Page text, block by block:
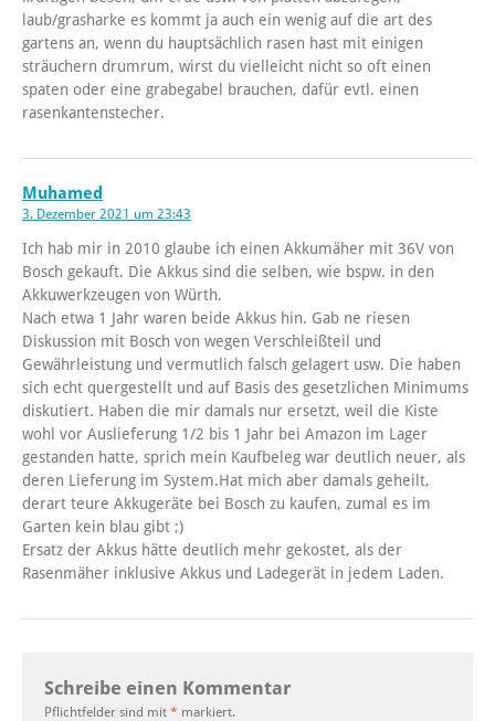
laub/grasharke es kommt ja auch ein wenig auf die art des
gartens an, wenn du hauptsächlich rasen hast mit einigen
sträuchern drumrum, wirst du vielleicht nicht so oft einen
spaten oder eine grabegabel brauchen, dafür evtl. einen
rasenkantenstecher.
Muhamed
3. Dezember 2021 um 23:43
Ich hab mir in 2010 glaube ich einen Akkumäher mit 36V von
Bosch gekauft. Die Akkus sind die selben, wie bspw. in den
Akkuwerkzeugen von Würth.
Nach etwa 1 Jahr waren beide Akkus hin. Gab ne riesen
Diskussion mit Bosch von wegen Verschleißteil und
Gewährleistung und vermutlich falsch gelagert usw. Die haben
sich echt quergestellt und auf Basis des gesetzlichen Minimums
diskutiert. Haben die mir damals nur ersetzt, weil die Kiste
wohl vor Auslieferung 1/2 bis 1 Jahr bei Amazon im Lager
gestanden hatte, sprich mein Kaufbeleg war deutlich neuer, als
deren Lieferung im System.Hat mich aber damals geheilt,
derart teure Akkugeräte bei Bosch zu kaufen, zumal es im
Garten kein blau gibt ;)
Ersatz der Akkus hätte deutlich mehr gekostet, als der
Rasenmäher inklusive Akkus und Ladegerät in jedem Laden.
Schreibe einen Kommentar
Pflichtfelder sind mit * markiert.